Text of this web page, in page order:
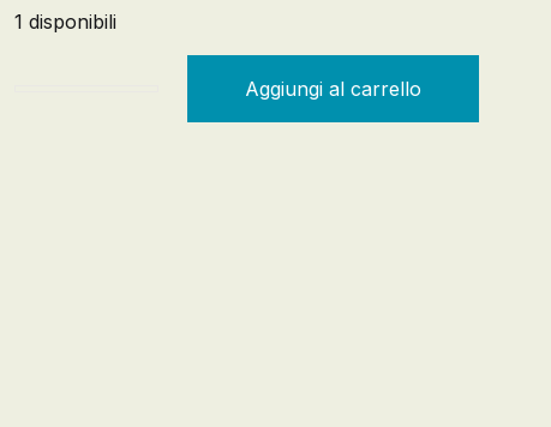
1 disponibili
Arabpop. Rivista di arti e letterature arabe
Aggiungi al carrello